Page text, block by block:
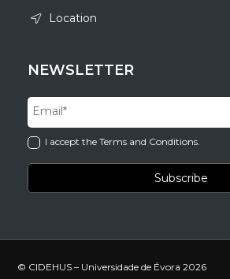
Location
NEWSLETTER
I accept the Terms and Conditions.
© CIDEHUS – Universidade de Évora 2026